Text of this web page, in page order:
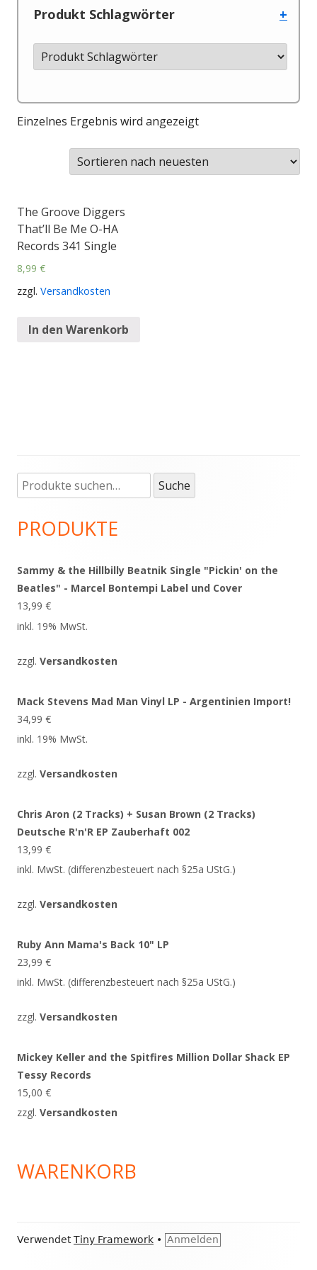
Produkt Schlagwörter +
Einzelnes Ergebnis wird angezeigt
The Groove Diggers
That’ll Be Me O-HA
Records 341 Single
8,99 €
zzgl. Versandkosten
In den Warenkorb
Haupt-
Seitenleiste
Suche
nach:
Suche
PRODUKTE
Sammy & the Hillbilly Beatnik Single "Pickin' on the
Beatles" - Marcel Bontempi Label und Cover
13,99 €
inkl. 19% MwSt.
zzgl. Versandkosten
Mack Stevens Mad Man Vinyl LP - Argentinien Import!
34,99 €
inkl. 19% MwSt.
zzgl. Versandkosten
Chris Aron (2 Tracks) + Susan Brown (2 Tracks)
Deutsche R'n'R EP Zauberhaft 002
13,99 €
inkl. MwSt. (differenzbesteuert nach §25a UStG.)
zzgl. Versandkosten
Ruby Ann Mama's Back 10" LP
23,99 €
inkl. MwSt. (differenzbesteuert nach §25a UStG.)
zzgl. Versandkosten
Mickey Keller and the Spitfires Million Dollar Shack EP
Tessy Records
15,00 €
zzgl. Versandkosten
WARENKORB
Footer
VerwendetTiny Framework • Anmelden